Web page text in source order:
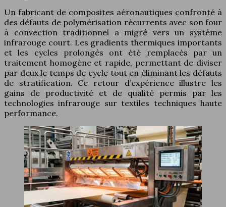
Un fabricant de composites aéronautiques confronté à
des défauts de polymérisation récurrents avec son four
à convection traditionnel a migré vers un système
infrarouge court. Les gradients thermiques importants
et les cycles prolongés ont été remplacés par un
traitement homogène et rapide, permettant de diviser
par deux le temps de cycle tout en éliminant les défauts
de stratification. Ce retour d’expérience illustre les
gains de productivité et de qualité permis par les
technologies infrarouge sur textiles techniques haute
performance.